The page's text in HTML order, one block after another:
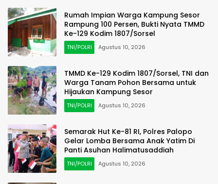
Rumah Impian Warga Kampung Sesor
Rampung 100 Persen, Bukti Nyata TMMD
Ke-129 Kodim 1807/Sorsel
TNI/POLRI Agustus 10, 2026
TMMD Ke-129 Kodim 1807/Sorsel, TNI dan
Warga Tanam Pohon Bersama untuk
Hijaukan Kampung Sesor
TNI/POLRI Agustus 10, 2026
Semarak Hut Ke-81 RI, Polres Palopo
Gelar Lomba Bersama Anak Yatim Di
Panti Asuhan Halimatusaddiah
TNI/POLRI Agustus 10, 2026